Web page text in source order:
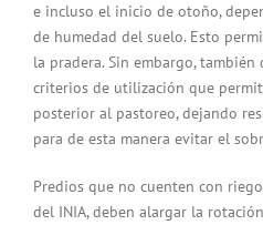
e incluso el inicio de otoño,
de humedad del suelo. Esto
la pradera. Sin embargo, también
criterios de utilización que
posterior al pastoreo, dejando
para de esta manera evitar el
Predios que no cuenten con
del INIA, deben alargar la